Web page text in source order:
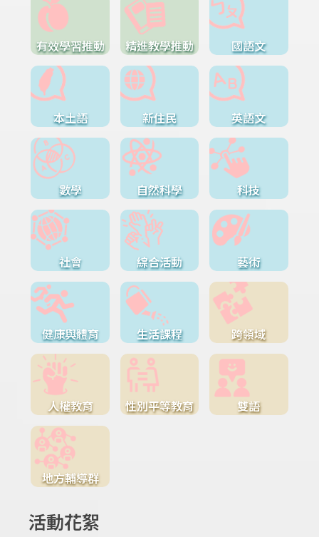
有效學習推動 精進教學推動 國語文
本土語 新住民 英語文
數學 自然科學 科技
社會 綜合活動 藝術
健康與體育 生活課程 跨領域
人權教育 性別平等教育 雙語
地方輔導群
活動花絮